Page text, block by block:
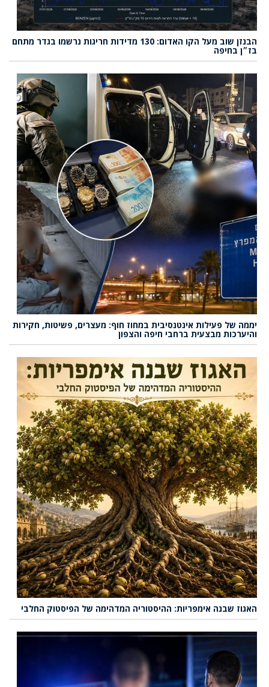
הבנזן שוב מעל הקו האדום: 130 מדידות חריגות נרשמו בגדר מתחם
בז״ן בחיפה
יממה של פעילות אינטנסיבית במחוז חוף: מעצרים, פשיטות, חקירות
והיערכות מבצעית ברחבי חיפה והצפון
האגוז שבנה אימפריות: ההיסטוריה המדהימה של הפיסטוק החלבי